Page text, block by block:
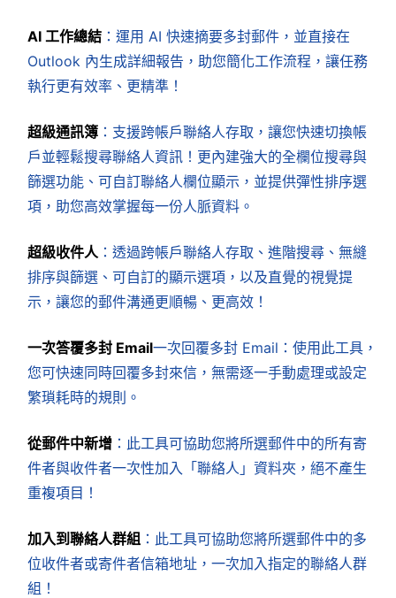
AI 工作總結 ：運用 AI 快速摘要多封郵件，並直接在
Outlook 內生成詳細報告，助您簡化工作流程，讓任務
執行更有效率、更精準！
超級通訊簿 ：支援跨帳戶聯絡人存取，讓您快速切換帳
戶並輕鬆搜尋聯絡人資訊！更內建強大的全欄位搜尋與
篩選功能、可自訂聯絡人欄位顯示，並提供彈性排序選
項，助您高效掌握每一份人脈資料。
超級收件人：透過跨帳戶聯絡人存取、進階搜尋、無縫
排序與篩選、可自訂的顯示選項，以及直覺的視覺提
示，讓您的郵件溝通更順暢、更高效！
一次答覆多封 Email一次回覆多封 Email：使用此工具，
您可快速同時回覆多封來信，無需逐一手動處理或設定
繁瑣耗時的規則。
從郵件中新增 ：此工具可協助您將所選郵件中的所有寄
件者與收件者一次性加入「聯絡人」資料夾，絕不產生
重複項目！
加入到聯絡人群組 ：此工具可協助您將所選郵件中的多
位收件者或寄件者信箱地址，一次加入指定的聯絡人群
組！